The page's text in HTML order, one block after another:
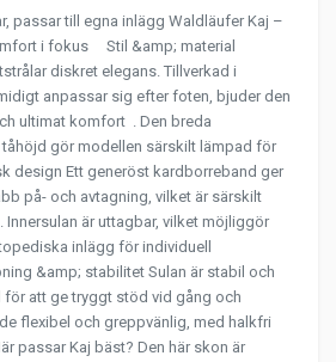
passar till egna inlägg Waldläufer Kaj –
i fokus Stil &amp; material
diskret elegans. Tillverkad i
anpassar sig efter foten, bjuder den
ultimat komfort . Den breda
gör modellen särskilt lämpad för
design Ett generöst kardborreband ger
på- och avtagning, vilket är särskilt
är uttagbar, vilket möjliggör
inlägg för individuell
&amp; stabilitet Sulan är stabil och
att ge tryggt stöd vid gång och
flexibel och greppvänlig, med halkfri
passar Kaj bäst? Den här skon är